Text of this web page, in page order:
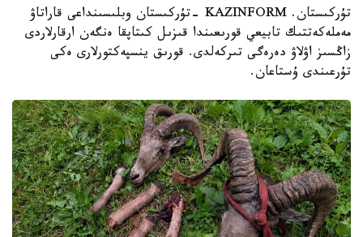
تۇركىستان. KAZINFORM -تۇركىستان وبلىسىنداعى قاراتاۋ
مەملەكەتتىك تابيعي قورىعىندا قىزىل كىتاپقا ەنگەن ارقارلاردى
زاڭسىز اۋلاۋ دەرەگى تىركەلدى. قورىق ينسپەكتورلارى ەكى
تۇرعىندى ۇستاعان.